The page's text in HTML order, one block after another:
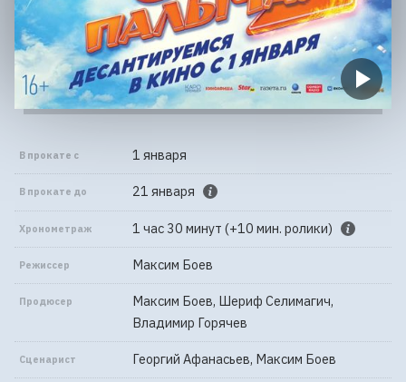
В прокате с 1 января
В прокате до 21 января
Хронометраж 1 час 30 минут (+10 мин. ролики)
Режиссер Максим Боев
Продюсер
Максим Боев, Шериф Селимагич,
Владимир Горячев
Сценарист Георгий Афанасьев, Максим Боев